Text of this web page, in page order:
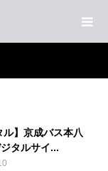
ル】京成バス本八
タルサイ...